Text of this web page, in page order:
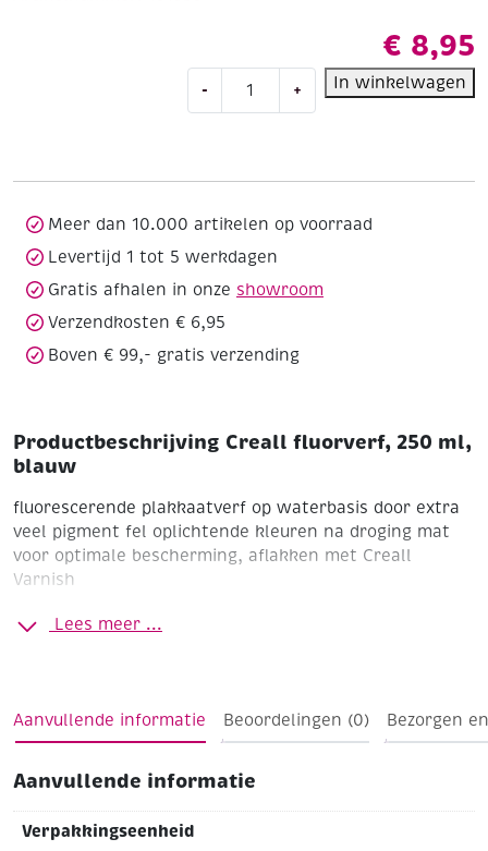
€ 8,95
-
fluorverf,
+ In winkelwagen
Meer dan 10.000 artikelen op voorraad
Levertijd 1 tot 5 werkdagen
Gratis afhalen in onze showroom
Verzendkosten € 6,95
Boven € 99,- gratis verzending
Productbeschrijving Creall fluorverf, 250 ml,
blauw
fluorescerende plakkaatverf op waterbasis door extra
veel pigment fel oplichtende kleuren na droging mat
voor optimale bescherming, aflakken met Creall
Varnish
Lees meer ...
Aanvullende informatie Beoordelingen (0) Bezorgen
Aanvullende informatie
Verpakkingseenheid